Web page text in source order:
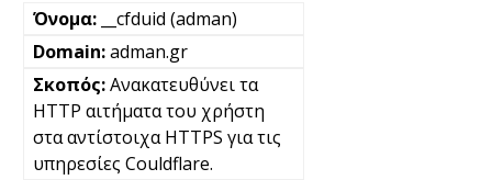
__cfduid (adman)
adman.gr
Ανακατευθύνει τα
HTTP αιτήματα του χρήστη
στα αντίστοιχα HTTPS για τις
υπηρεσίες Couldflare.